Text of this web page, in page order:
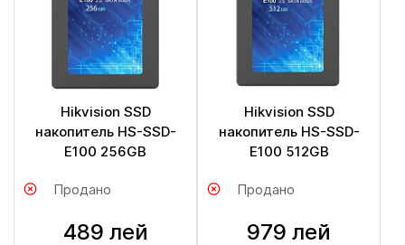
Hikvision SSD
накопитель HS-SSD-
E100 256GB
Продано
489 лей
Hikvision SSD
накопитель HS-SSD-
E100 512GB
Продано
979 лей